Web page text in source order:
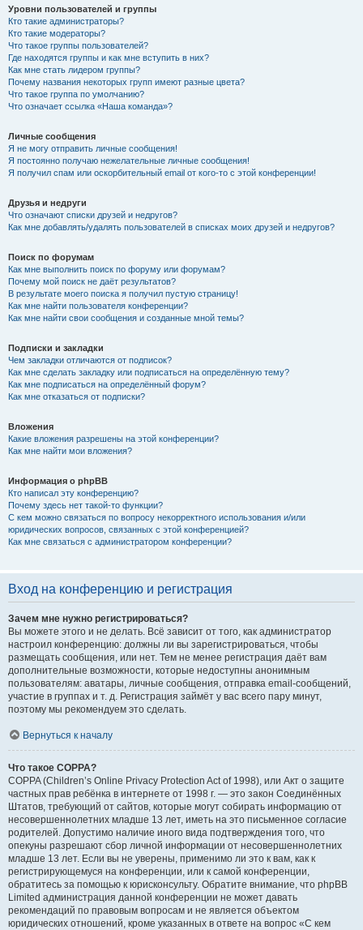
Уровни пользователей и группы
Кто такие администраторы?
Кто такие модераторы?
Что такое группы пользователей?
Где находятся группы и как мне вступить в них?
Как мне стать лидером группы?
Почему названия некоторых групп имеют разные цвета?
Что такое группа по умолчанию?
Что означает ссылка «Наша команда»?
Личные сообщения
Я не могу отправить личные сообщения!
Я постоянно получаю нежелательные личные сообщения!
Я получил спам или оскорбительный email от кого-то с этой конференции!
Друзья и недруги
Что означают списки друзей и недругов?
Как мне добавлять/удалять пользователей в списках моих друзей и недругов?
Поиск по форумам
Как мне выполнить поиск по форуму или форумам?
Почему мой поиск не даёт результатов?
В результате моего поиска я получил пустую страницу!
Как мне найти пользователя конференции?
Как мне найти свои сообщения и созданные мной темы?
Подписки и закладки
Чем закладки отличаются от подписок?
Как мне сделать закладку или подписаться на определённую тему?
Как мне подписаться на определённый форум?
Как мне отказаться от подписки?
Вложения
Какие вложения разрешены на этой конференции?
Как мне найти мои вложения?
Информация о phpBB
Кто написал эту конференцию?
Почему здесь нет такой-то функции?
С кем можно связаться по вопросу некорректного использования и/или
юридических вопросов, связанных с этой конференцией?
Как мне связаться с администратором конференции?
Вход на конференцию и регистрация
Зачем мне нужно регистрироваться?
Вы можете этого и не делать. Всё зависит от того, как администратор
настроил конференцию: должны ли вы зарегистрироваться, чтобы
размещать сообщения, или нет. Тем не менее регистрация даёт вам
дополнительные возможности, которые недоступны анонимным
пользователям: аватары, личные сообщения, отправка email-сообщений,
участие в группах и т. д. Регистрация займёт у вас всего пару минут,
поэтому мы рекомендуем это сделать.
Вернуться к началу
Что такое COPPA?
COPPA (Children’s Online Privacy Protection Act of 1998), или Акт о защите
частных прав ребёнка в интернете от 1998 г. — это закон Соединённых
Штатов, требующий от сайтов, которые могут собирать информацию от
несовершеннолетних младше 13 лет, иметь на это письменное согласие
родителей. Допустимо наличие иного вида подтверждения того, что
опекуны разрешают сбор личной информации от несовершеннолетних
младше 13 лет. Если вы не уверены, применимо ли это к вам, как к
регистрирующемуся на конференции, или к самой конференции,
обратитесь за помощью к юрисконсульту. Обратите внимание, что phpBB
Limited администрация данной конференции не может давать
рекомендаций по правовым вопросам и не является объектом
юридических отношений, кроме указанных в ответе на вопрос «С кем